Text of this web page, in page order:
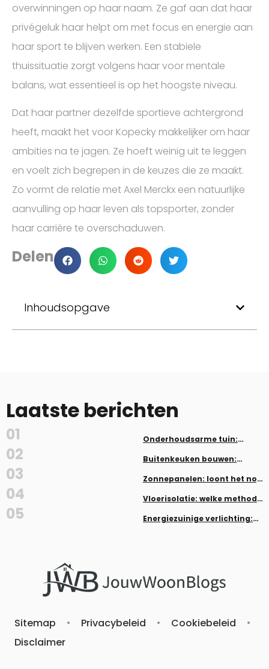
overwinningen op haar naam. Ze gaf aan dat haar
privégeluk haar helpt om met focus en energie aan
haar sport te blijven werken. Een stabiele
thuissituatie zorgt volgens haar voor mentale
balans, wat essentieel is op het hoogste niveau.
Dat haar partner dezelfde sportieve achtergrond
heeft, maakt het voor Kopecky makkelijker om haar
ambities na te jagen. Ze hoeft weinig uit te leggen
en voelt zich begrepen in de keuzes die ze maakt.
Zo vormt de relatie met Axel Merckx een natuurlijke
aanvulling op haar leven als topsporter, zonder
haar carrière te overschaduwen.
Delen
Inhoudsopgave
Laatste berichten
01
Onderhoudsarme tuin:
werk
02
Buitenkeuken bouwen:
03
Zonnepanelen: loont het nog
04
Vloerisolatie: welke methode
05
Energiezuinige verlichting:
Sitemap • Privacybeleid • Cookiebeleid
•
Disclaimer